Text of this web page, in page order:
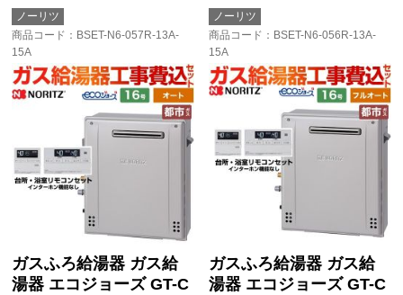
ノーリツ
商品コード ：BSET-N6-057R-13A-
15A
ガスふろ給湯器 ガス給
湯器 エコジョーズ GT-C
ノーリツ
商品コード ：BSET-N6-056R-13A-
15A
ガスふろ給湯器 ガス給
湯器 エコジョーズ GT-C